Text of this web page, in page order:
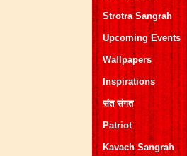
Strotra Sangrah
Upcoming Events
Wallpapers
Inspirations
संत संगत
Patriot
Kavach Sangrah